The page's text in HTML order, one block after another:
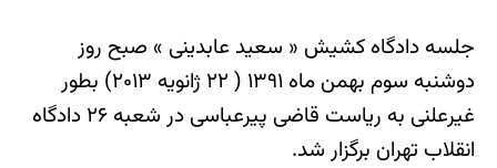
جلسه دادگاه کشیش « سعید عابدینی » صبح روز
دوشنبه سوم بهمن ماه ۱۳۹۱ ( ۲۲ ژانویه ۲۰۱۳) بطور
غیرعلنی به ریاست قاضی پیرعباسی در شعبه ۲۶ دادگاه
انقلاب تهران برگزار شد.